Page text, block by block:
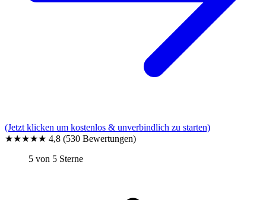
(Jetzt klicken um kostenlos & unverbindlich zu starten)
★★★★★ 4,8 (530 Bewertungen)
5 von 5 Sterne